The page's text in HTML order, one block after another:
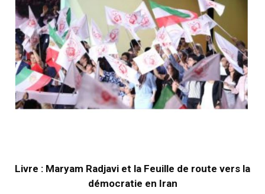
Livre : Maryam Radjavi et la Feuille de route vers la
démocratie en Iran